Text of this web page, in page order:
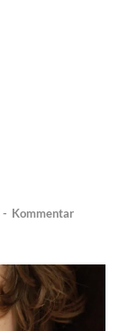
- Kommentar